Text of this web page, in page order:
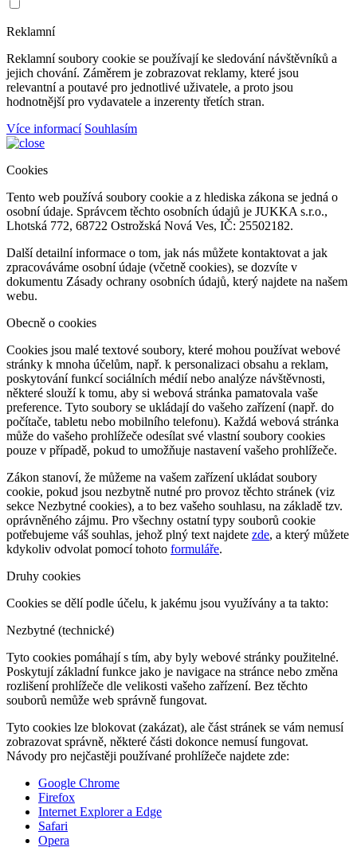
Reklamní
Reklamní soubory cookie se používají ke sledování návštěvníků a
jejich chování. Záměrem je zobrazovat reklamy, které jsou
relevantní a poutavé pro jednotlivé uživatele, a proto jsou
hodnotnější pro vydavatele a inzerenty třetích stran.
Více informací Souhlasím
Cookies
Tento web používá soubory cookie a z hlediska zákona se jedná o
osobní údaje. Správcem těchto osobních údajů je JUKKA s.r.o.,
Lhotská 772, 68722 Ostrožská Nová Ves, IČ: 25502182.
Další detailní informace o tom, jak nás můžete kontaktovat a jak
zpracováváme osobní údaje (včetně cookies), se dozvíte v
dokumentu Zásady ochrany osobních údajů, který najdete na našem
webu.
Obecně o cookies
Cookies jsou malé textové soubory, které mohou používat webové
stránky k mnoha účelům, např. k personalizaci obsahu a reklam,
poskytování funkcí sociálních médií nebo analýze návštěvnosti,
některé slouží k tomu, aby si webová stránka pamatovala vaše
preference. Tyto soubory se ukládají do vašeho zařízení (např. do
počítače, tabletu nebo mobilního telefonu). Každá webová stránka
může do vašeho prohlížeče odesílat své vlastní soubory cookies
pouze v případě, pokud to umožňuje nastavení vašeho prohlížeče.
Zákon stanoví, že můžeme na vašem zařízení ukládat soubory
cookie, pokud jsou nezbytně nutné pro provoz těchto stránek (viz
sekce Nezbytné cookies), a to bez vašeho souhlasu, na základě tzv.
oprávněného zájmu. Pro všechny ostatní typy souborů cookie
potřebujeme váš souhlas, jehož plný text najdete zde, a který můžete
kdykoliv odvolat pomocí tohoto formuláře.
Druhy cookies
Cookies se dělí podle účelu, k jakému jsou využívány a ta takto:
Nezbytné (technické)
Tyto cookies pomáhají s tím, aby byly webové stránky použitelné.
Poskytují základní funkce jako je navigace na stránce nebo změna
rozlišení prohlížeče dle velikosti vašeho zařízení. Bez těchto
souborů nemůže web správně fungovat.
Tyto cookies lze blokovat (zakázat), ale část stránek se vám nemusí
zobrazovat správně, některé části dokonce nemusí fungovat.
Návody pro nejčastěji používané prohlížeče najdete zde:
Google Chrome
Firefox
Internet Explorer a Edge
Safari
Opera